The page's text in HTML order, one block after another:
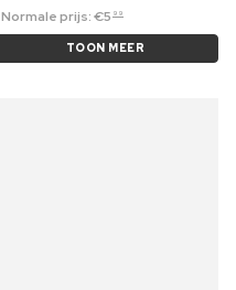
Normale prijs:€5 99
TOON MEER